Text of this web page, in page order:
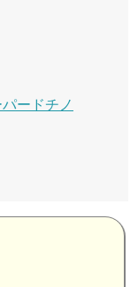
ードチノ